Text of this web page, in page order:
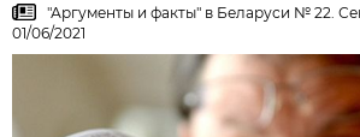
"Аргументы и факты" в Беларуси № 22.
01/06/2021